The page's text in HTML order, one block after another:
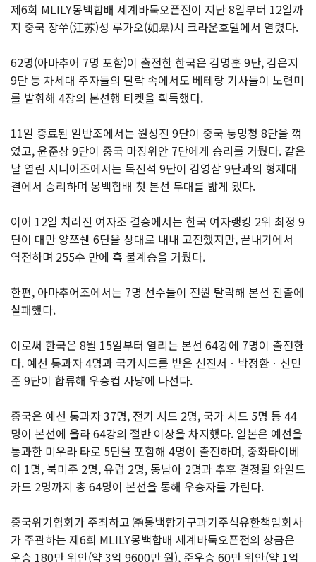
제6회 MLILY몽백합배 세계바둑오픈전이 지난 8일부터 12일까
지 중국 장쑤(江苏)성 루가오(如皋)시 크라운호텔에서 열렸다.
62명(아마추어 7명 포함)이 출전한 한국은 김명훈 9단, 김은지
9단 등 차세대 주자들의 탈락 속에서도 베테랑 기사들이 노련미
를 발휘해 4장의 본선행 티켓을 획득했다.
11일 종료된 일반조에서는 원성진 9단이 중국 퉁멍청 8단을 꺾
었고, 윤준상 9단이 중국 마징위안 7단에게 승리를 거뒀다. 같은
날 열린 시니어조에서는 목진석 9단이 김영삼 9단과의 형제대
결에서 승리하며 몽백합배 첫 본선 무대를 밟게 됐다.
이어 12일 치러진 여자조 결승에서는 한국 여자랭킹 2위 최정 9
단이 대만 양쯔쉔 6단을 상대로 내내 고전했지만, 끝내기에서
역전하며 255수 만에 흑 불계승을 거뒀다.
한편, 아마추어조에서는 7명 선수들이 전원 탈락해 본선 진출에
실패했다.
이로써 한국은 8월 15일부터 열리는 본선 64강에 7명이 출전한
다. 예선 통과자 4명과 국가시드를 받은 신진서ㆍ박정환ㆍ신민
준 9단이 합류해 우승컵 사냥에 나선다.
중국은 예선 통과자 37명, 전기 시드 2명, 국가 시드 5명 등 44
명이 본선에 올라 64강의 절반 이상을 차지했다. 일본은 예선을
통과한 미우라 타로 5단을 포함해 4명이 출전하며, 중화타이베
이 1명, 북미주 2명, 유럽 2명, 동남아 2명과 추후 결정될 와일드
카드 2명까지 총 64명이 본선을 통해 우승자를 가린다.
중국위기협회가 주최하고 ㈜몽백합가구과기주식유한책임회사
가 주관하는 제6회 MLILY몽백합배 세계바둑오픈전의 상금은
우승 180만 위안(약 3억 9600만 원), 준우승 60만 위안(약 1억